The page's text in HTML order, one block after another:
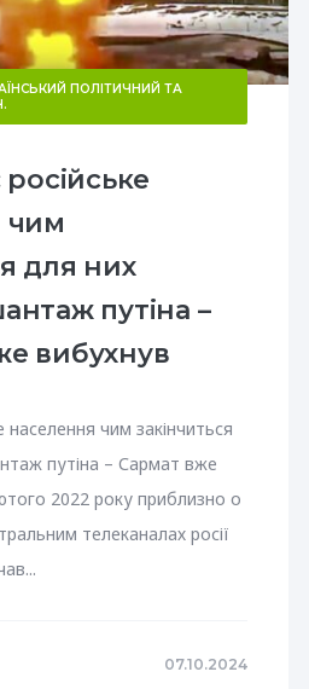
ПОЛІТИЧНИЙ ТА
чим
для них
путіна –
вибухнув
населення чим закінчиться
путіна – Сармат вже
2022 року приблизно о
телеканалах росії
07.10.2024